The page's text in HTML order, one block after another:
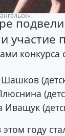
участие
конкурса
году